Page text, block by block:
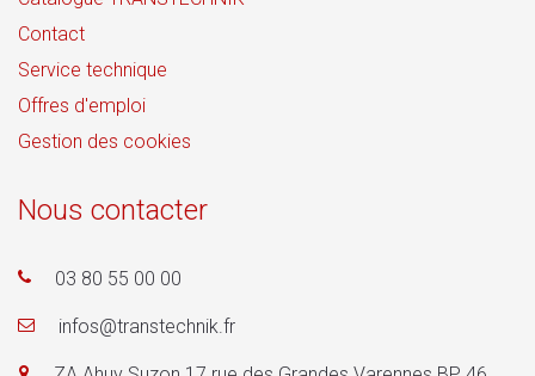
Contact
Service technique
Offres d'emploi
Gestion des cookies
Nous contacter
03 80 55 00 00
infos@transtechnik.fr